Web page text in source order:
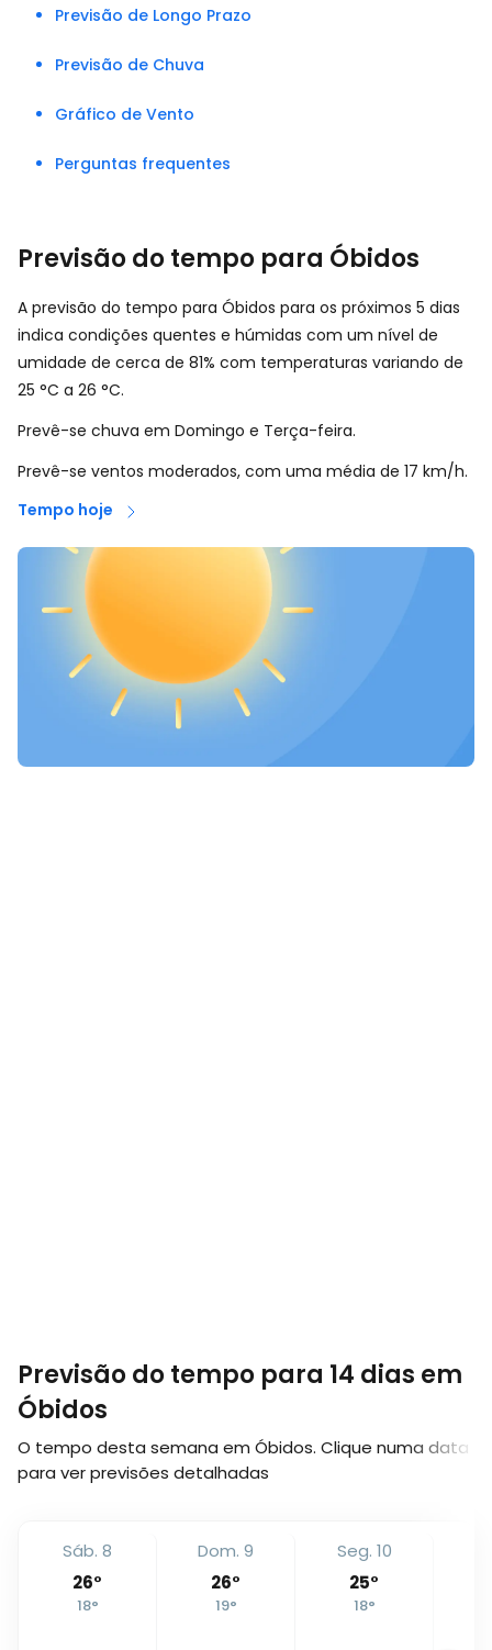
Previsão de Longo Prazo
Previsão de Chuva
Gráfico de Vento
Perguntas frequentes
Previsão do tempo para Óbidos
A previsão do tempo para Óbidos para os próximos 5 dias
indica condições quentes e húmidas com um nível de
umidade de cerca de 81% com temperaturas variando de
25 °C a 26 °C.
Prevê-se chuva em Domingo e Terça-feira.
Prevê-se ventos moderados, com uma média de 17 km/h.
Tempo hoje
Previsão do tempo para 14 dias em
Óbidos
O tempo desta semana em Óbidos. Clique numa data
para ver previsões detalhadas
Sáb. 8
26°
18°
Dom. 9
26°
19°
Seg. 10
25°
18°